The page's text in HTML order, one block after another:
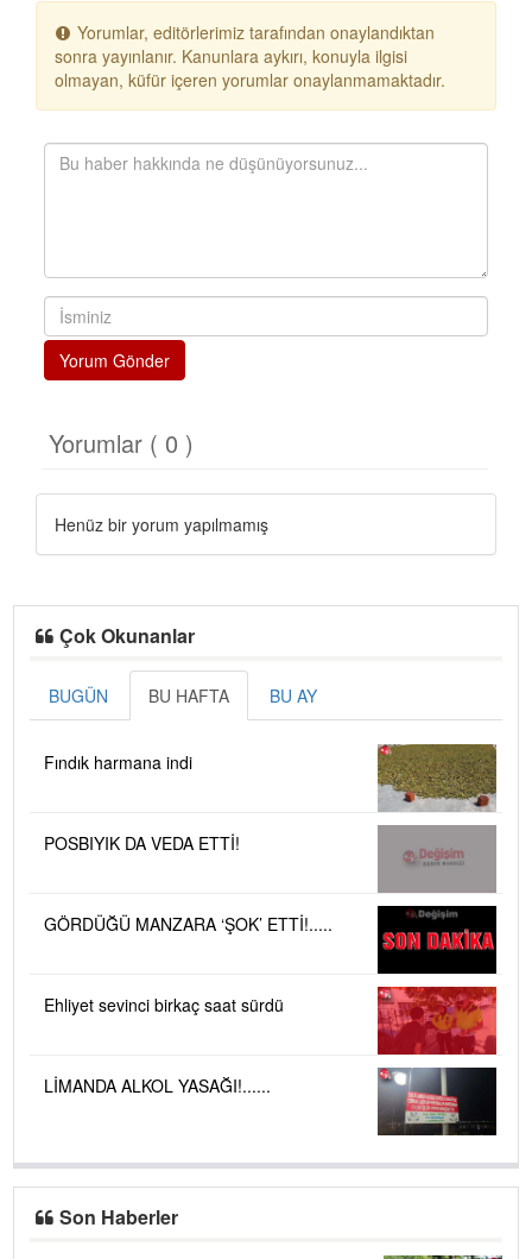
Yorumlar, editörlerimiz tarafından onaylandıktan
sonra yayınlanır. Kanunlara aykırı, konuyla ilgisi
olmayan, küfür içeren yorumlar onaylanmamaktadır.
Yorum Gönder
Yorumlar ( 0 )
Henüz bir yorum yapılmamış
Çok Okunanlar
BUGÜN BU HAFTA BU AY
Fındık harmana indi
POSBIYIK DA VEDA ETTİ!
GÖRDÜĞÜ MANZARA ‘ŞOK’ ETTİ!.....
Ehliyet sevinci birkaç saat sürdü
LİMANDA ALKOL YASAĞI!......
Son Haberler